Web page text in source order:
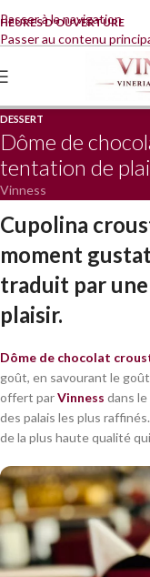
Passer à la navigation
Passer au contenu
HEURES D'OUVERTURE
DESSERT
Dôme de
tentation de
Vinness
Cupolina
moment
traduit par
plaisir.
Dôme de chocolat
goût, en savourant le
offert parVinness dans
des palais les plus
de la plus haute qualité